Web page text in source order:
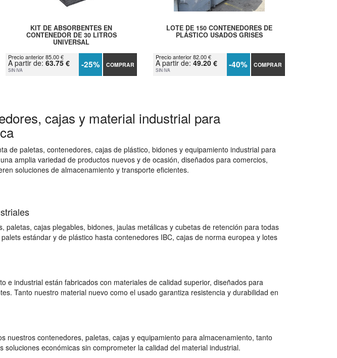
KIT DE ABSORBENTES EN
CONTENEDOR DE 30 LITROS
UNIVERSAL
Precio anterior 85.00 €
A partir de: 63.75 €
SIN IVA -25% COMPRAR
LOTE DE 150 CONTENEDORES DE
PLÁSTICO USADOS GRISES
Precio anterior 82.00 €
A partir de:49.20 €
SIN IVA -40% COMPRAR
cajas y material industrial para
de paletas, contenedores, cajas de plástico, bidones y equipamiento industrial para
amplia variedad de productos nuevos y de ocasión, diseñados para comercios,
soluciones de almacenamiento y transporte eficientes.
paletas, cajas plegables, bidones, jaulas metálicas y cubetas de retención para todas
estándar y de plástico hasta contenedores IBC, cajas de norma europea y lotes
e industrial están fabricados con materiales de calidad superior, diseñados para
Tanto nuestro material nuevo como el usado garantiza resistencia y durabilidad en
nuestros contenedores, paletas, cajas y equipamiento para almacenamiento, tanto
soluciones económicas sin comprometer la calidad del material industrial.